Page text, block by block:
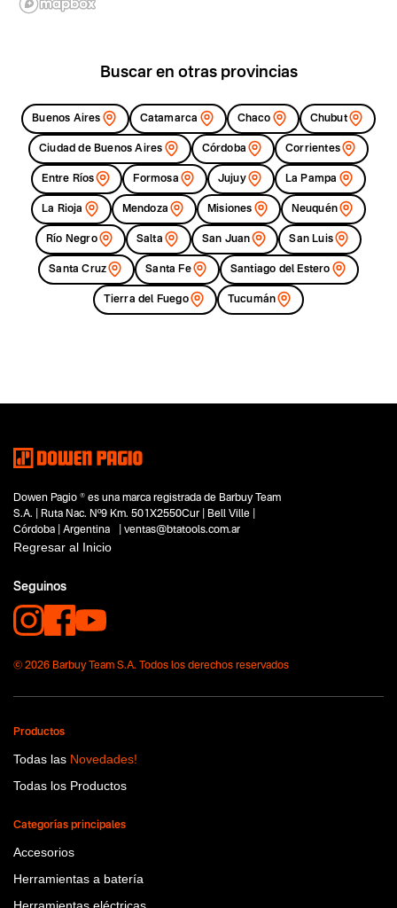
Buscar en otras provincias
Buenos Aires Catamarca Chaco Chubut
Ciudad de Buenos Aires Córdoba Corrientes
Entre Ríos Formosa Jujuy La Pampa
La Rioja Mendoza Misiones Neuquén
Río Negro Salta San Juan San Luis
Santa Cruz Santa Fe Santiago del Estero
Tierra del Fuego Tucumán
Dowen Pagio ® es una marca registrada de Barbuy Team
S.A. | Ruta Nac. Nº9 Km. 501X2550Cur | Bell Ville |
Córdoba | Argentina | ventas@btatools.com.ar
Regresar al Inicio
Seguinos
© 2026 Barbuy Team S.A. Todos los derechos reservados
Productos
Todas las Novedades!
Todas los Productos
Categorías principales
Accesorios
Herramientas a batería
Herramientas eléctricas